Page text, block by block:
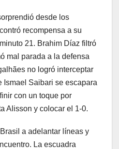
desde los
recompensa a su
21. Brahim Díaz filtró
mal parada a la defensa
no logró interceptar
Ismael Saibari se escapara
con un toque por
Alisson y colocar el 1-0.
a adelantar líneas y
La escuadra